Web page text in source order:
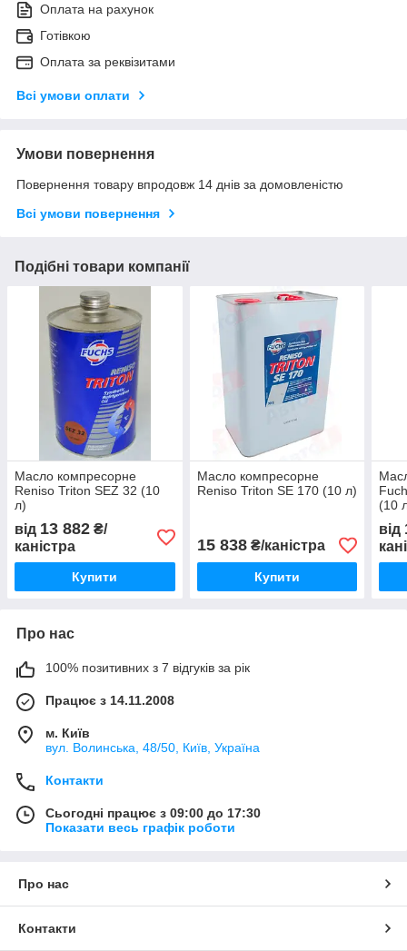
Оплата на рахунок
Готівкою
Оплата за реквізитами
Всі умови оплати
Умови повернення
Повернення товару впродовж 14 днів за домовленістю
Всі умови повернення
Подібні товари компанії
Масло компресорне
Reniso Triton SEZ 32 (10
л)
від 13 882 ₴/
каністра
Купити
Масло компресорне
Reniso Triton SE 170 (10 л)
15 838₴/каністра
Купити
(10
від
Про нас
100% позитивних з 7 відгуків за рік
Працює з 14.11.2008
м. Київ
вул. Bолинська, 48/50, Київ, Україна
Контакти
Сьогодні працює з 09:00 до 17:30
Показати весь графік роботи
Про нас
Контакти